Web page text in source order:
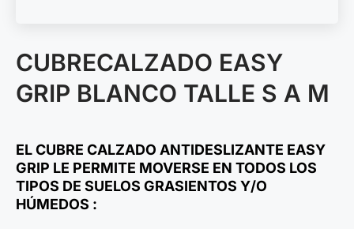
CUBRECALZADO EASY
GRIP BLANCO TALLE S A M
EL CUBRE CALZADO ANTIDESLIZANTE EASY
GRIP LE PERMITE MOVERSE EN TODOS LOS
TIPOS DE SUELOS GRASIENTOS Y/O
HÚMEDOS :